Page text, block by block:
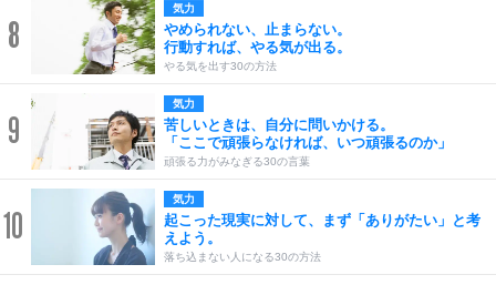
8
気力
やめられない、止まらない。
行動すれば、やる気が出る。
やる気を出す30の方法
9
気力
苦しいときは、自分に問いかける。
「ここで頑張らなければ、いつ頑張るのか」
頑張る力がみなぎる30の言葉
10
気力
起こった現実に対して、まず「ありがたい」と考
えよう。
落ち込まない人になる30の方法